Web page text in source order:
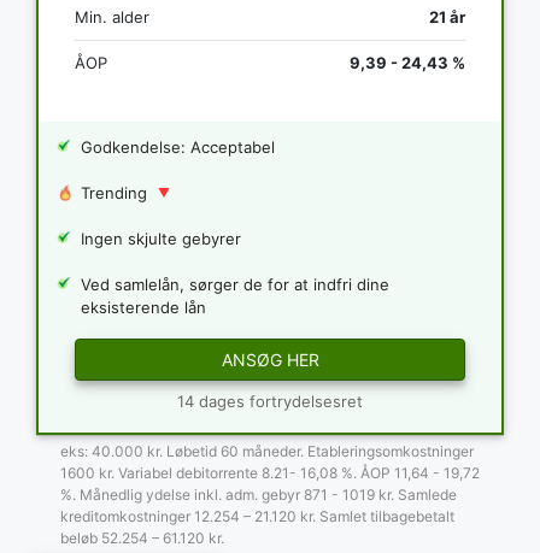
Min. alder 21 år
ÅOP 9,39 - 24,43 %
Godkendelse: Acceptabel
Trending
Ingen skjulte gebyrer
Ved samlelån, sørger de for at indfri dine
eksisterende lån
ANSØG HER
14 dages fortrydelsesret
eks: 40.000 kr. Løbetid 60 måneder. Etableringsomkostninger
1600 kr. Variabel debitorrente 8.21- 16,08 %. ÅOP 11,64 - 19,72
%. Månedlig ydelse inkl. adm. gebyr 871 - 1019 kr. Samlede
kreditomkostninger 12.254 – 21.120 kr. Samlet tilbagebetalt
beløb 52.254 – 61.120 kr.